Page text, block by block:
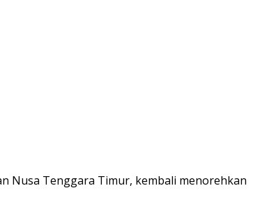
Nusa Tenggara Timur, kembali menorehkan